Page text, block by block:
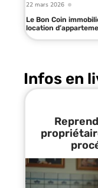
22 mars 2026
Le Bon Coin
location
Infos en